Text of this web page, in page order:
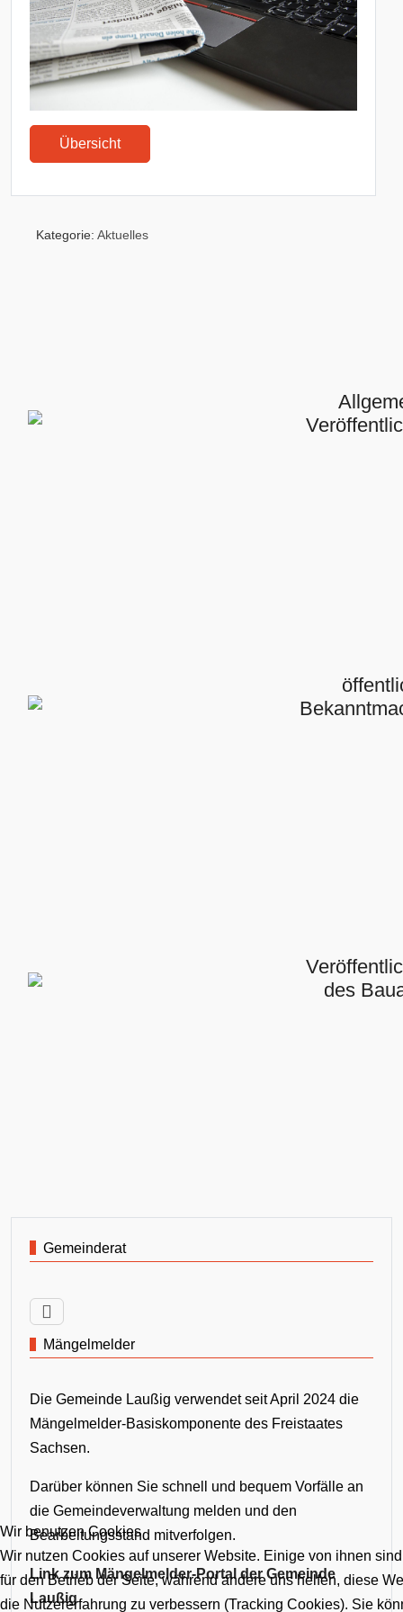
Übersicht
Kategorie: Aktuelles
des
Gemeinderat
Mängelmelder
Die Gemeinde Laußig verwendet seit April 2024 die
Mängelmelder-Basiskomponente des Freistaates
Sachsen.
Darüber können Sie schnell und bequem Vorfälle an
die Gemeindeverwaltung melden und den
Bearbeitungsstand mitverfolgen.
Link zum Mängelmelder-Portal der Gemeinde
Laußig
Wir benutzen Cookies
Wir nutzen Cookies auf unserer Website. Einige von ihnen
für den Betrieb der Seite, während andere uns helfen, diese
die Nutzererfahrung zu verbessern (Tracking Cookies). Sie